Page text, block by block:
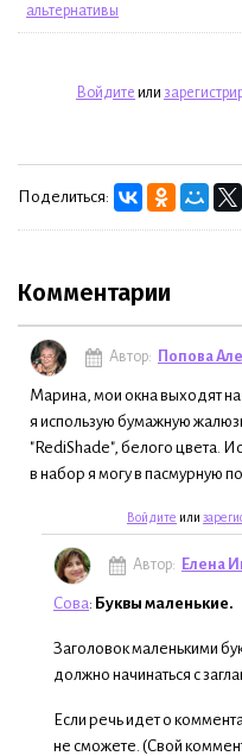
альтернативы
Войдите или
Поделиться:
Комментарии
Автор: Попова
Марина, мои окна выходят
я использую бумажную
"RediShade", белого цвета.
в набор я могу в пасмурную
Войдите или
Автор: Елена
Сова: Буквы маленькие.
Заголовок маленькими
должно начинаться с
Если речь идет о
не сможете. (Свой